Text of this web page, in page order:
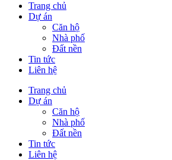
Trang chủ
Dự án
Căn hộ
Nhà phố
Đất nền
Tin tức
Liên hệ
Trang chủ
Dự án
Căn hộ
Nhà phố
Đất nền
Tin tức
Liên hệ